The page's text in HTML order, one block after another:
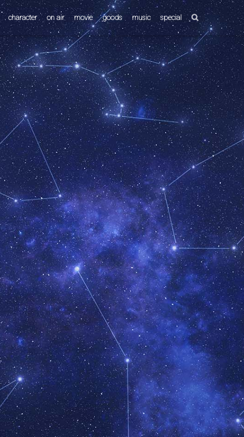
character on air movie goods music special